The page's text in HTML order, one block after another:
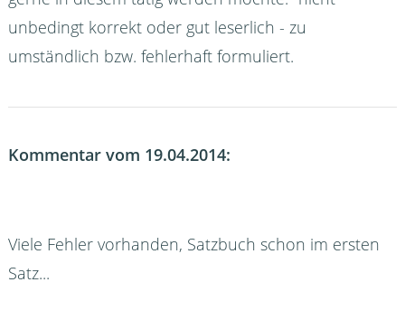
unbedingt korrekt oder gut leserlich - zu
umständlich bzw. fehlerhaft formuliert.
Kommentar vom 19.04.2014:
Viele Fehler vorhanden, Satzbuch schon im ersten
Satz...